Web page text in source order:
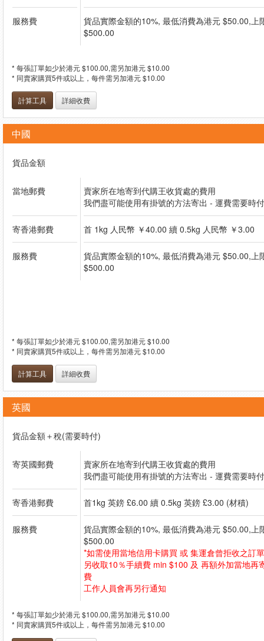
服務費
貨品實際金額的10%, 最低消費為港元 $50.00,上
$500.00
* 每張訂單如少於港元 $100.00,需另加港元 $10.00
* 同賣家購買5件或以上，每件需另加港元 $10.00
計算工具 詳細收費
中國
貨品金額
當地郵費
寄香港郵費
服務費
賣家所在地寄到代購王收貨處的費用
我們盡可能使用有掛號的方法寄出 - 運費需要時付
首 1kg 人民幣 ￥40.00 續 0.5kg 人民幣 ￥3.00
貨品實際金額的10%, 最低消費為港元 $50.00,上
$500.00
* 每張訂單如少於港元 $100.00,需另加港元 $10.00
* 同賣家購買5件或以上，每件需另加港元 $10.00
計算工具 詳細收費
英國
貨品金額＋稅(需要時付)
寄英國郵費
寄香港郵費
服務費
賣家所在地寄到代購王收貨處的費用
我們盡可能使用有掛號的方法寄出 - 運費需要時付
首1kg 英鎊 £6.00 續 0.5kg 英鎊 £3.00 (材積)
貨品實際金額的10%, 最低消費為港元 $50.00,上
$500.00
*如需使用當地信用卡購買 或 集運倉曾拒收之訂
另收取10％手續費 min $100 及 再額外加當地再
費
工作人員會再另行通知
* 每張訂單如少於港元 $100.00,需另加港元 $10.00
* 同賣家購買5件或以上，每件需另加港元 $10.00